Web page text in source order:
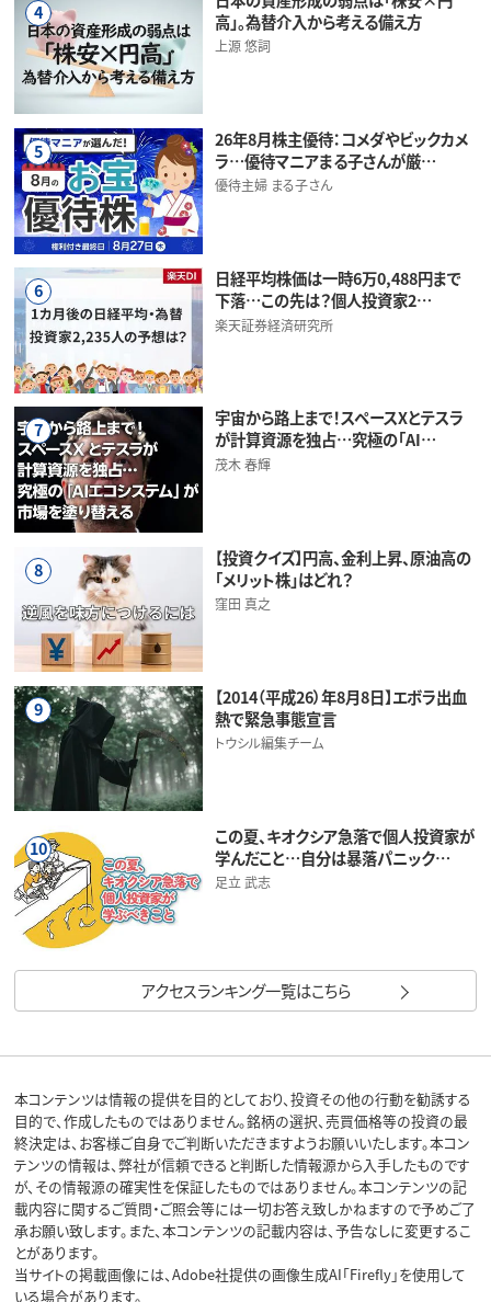
4
高」。為替介入から考える備え方
上源 悠詞
5
26年8月株主優待：コメダやビックカメ
ラ…優待マニアまる子さんが厳…
優待主婦 まる子さん
6
日経平均株価は一時6万0,488円まで
下落…この先は？個人投資家2…
楽天証券経済研究所
7
宇宙から路上まで！スペースXとテスラ
が計算資源を独占…究極の「AI…
茂木 春輝
8
【投資クイズ】円高、金利上昇、原油高の
「メリット株」はどれ？
窪田 真之
9
【2014（平成26）年8月8日】エボラ出血
熱で緊急事態宣言
トウシル編集チーム
10
この夏、キオクシア急落で個人投資家が
学んだこと…自分は暴落パニック…
足立 武志
アクセスランキング一覧はこちら
本コンテンツは情報の提供を目的としており、投資その他の行動を勧誘する
目的で、作成したものではありません。銘柄の選択、売買価格等の投資の最
終決定は、お客様ご自身でご判断いただきますようお願いいたします。本コン
テンツの情報は、弊社が信頼できると判断した情報源から入手したものです
が、その情報源の確実性を保証したものではありません。本コンテンツの記
載内容に関するご質問・ご照会等には一切お答え致しかねますので予めご了
承お願い致します。また、本コンテンツの記載内容は、予告なしに変更するこ
とがあります。
当サイトの掲載画像には、Adobe社提供の画像生成AI「Firefly」を使用して
いる場合があります。